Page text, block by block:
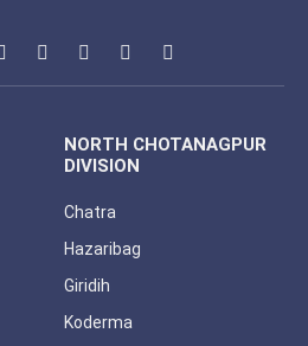
PinterestVimeoWhatsApp
TikTokInstagram
NORTH CHOTANAGPUR
DIVISION
Chatra
Hazaribag
Giridih
Koderma